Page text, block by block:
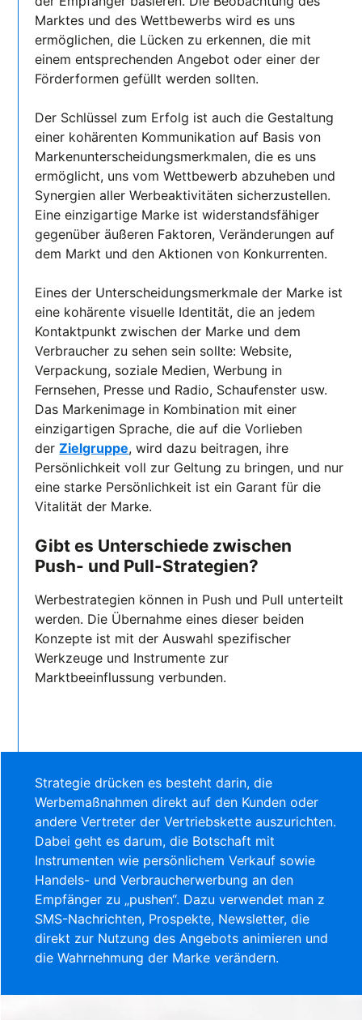
Marktes und des Wettbewerbs wird es uns
ermöglichen, die Lücken zu erkennen, die mit
einem entsprechenden Angebot oder einer der
Förderformen gefüllt werden sollten.
Der Schlüssel zum Erfolg ist auch die Gestaltung
einer kohärenten Kommunikation auf Basis von
Markenunterscheidungsmerkmalen, die es uns
ermöglicht, uns vom Wettbewerb abzuheben und
Synergien aller Werbeaktivitäten sicherzustellen.
Eine einzigartige Marke ist widerstandsfähiger
gegenüber äußeren Faktoren, Veränderungen auf
dem Markt und den Aktionen von Konkurrenten.
Eines der Unterscheidungsmerkmale der Marke ist
eine kohärente visuelle Identität, die an jedem
Kontaktpunkt zwischen der Marke und dem
Verbraucher zu sehen sein sollte: Website,
Verpackung, soziale Medien, Werbung in
Fernsehen, Presse und Radio, Schaufenster usw.
Das Markenimage in Kombination mit einer
einzigartigen Sprache, die auf die Vorlieben
derZielgruppe, wird dazu beitragen, ihre
Persönlichkeit voll zur Geltung zu bringen, und nur
eine starke Persönlichkeit ist ein Garant für die
Vitalität der Marke.
Gibt es Unterschiede zwischen
Push- und Pull-Strategien?
Werbestrategien können in Push und Pull unterteilt
werden. Die Übernahme eines dieser beiden
Konzepte ist mit der Auswahl spezifischer
Werkzeuge und Instrumente zur
Marktbeeinflussung verbunden.
Strategiedrücken es besteht darin, die
Werbemaßnahmen direkt auf den Kunden oder
andere Vertreter der Vertriebskette auszurichten.
Dabei geht es darum, die Botschaft mit
Instrumenten wie persönlichem Verkauf sowie
Handels- und Verbraucherwerbung an den
Empfänger zu „pushen“. Dazu verwendet man z
SMS-Nachrichten, Prospekte, Newsletter, die
direkt zur Nutzung des Angebots animieren und
die Wahrnehmung der Marke verändern.